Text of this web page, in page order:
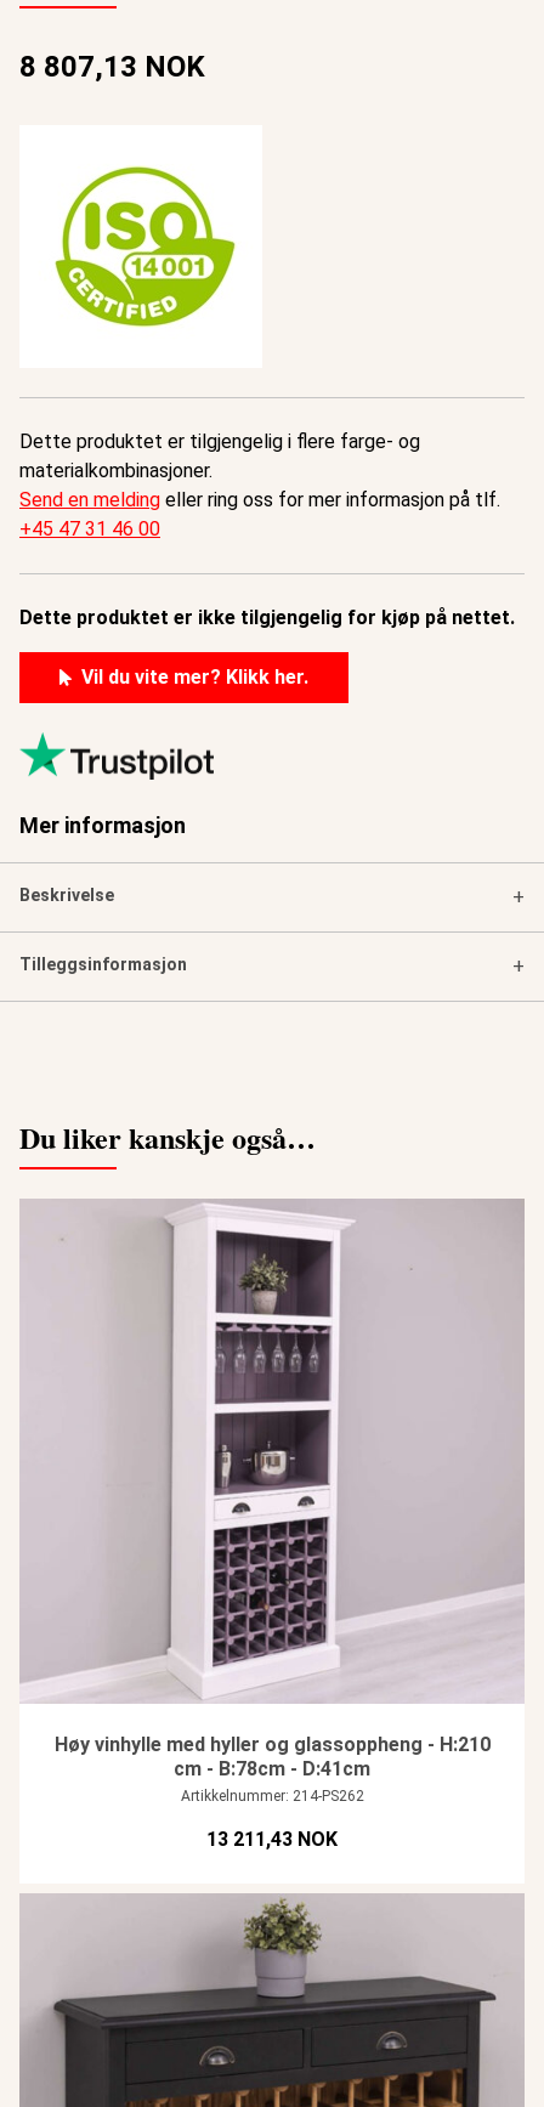
8 807,13 NOK
Dette produktet er tilgjengelig i flere farge- og
materialkombinasjoner.
Send en melding eller ring oss for mer informasjon på tlf.
+45 47 31 46 00
Dette produktet er ikke tilgjengelig for kjøp på nettet.
Vil du vite mer? Klikk her.
Mer informasjon
Beskrivelse +
Tilleggsinformasjon +
Du liker kanskje også…
Høy vinhylle med hyller og glassoppheng - H:210
cm - B:78cm - D:41cm
Artikkelnummer: 214-PS262
13 211,43 NOK